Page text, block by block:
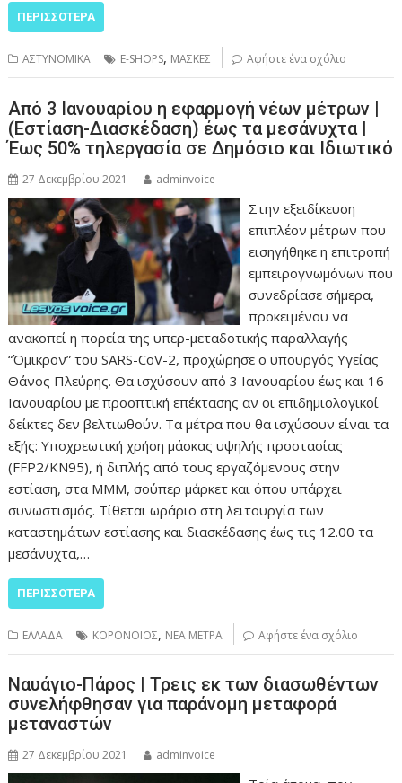
ΠΕΡΙΣΣΌΤΕΡΑ
ΑΣΤΥΝΟΜΙΚΑ E-SHOPS, ΜΑΣΚΕΣ Αφήστε ένα σχόλιο
Από 3 Ιανουαρίου η εφαρμογή νέων μέτρων |
(Εστίαση-Διασκέδαση) έως τα μεσάνυχτα |
Έως 50% τηλεργασία σε Δημόσιο και Ιδιωτικό
27 Δεκεμβρίου 2021 adminvoice
Στην εξειδίκευση
επιπλέον μέτρων που
εισηγήθηκε η επιτροπή
εμπειρογνωμόνων που
συνεδρίασε σήμερα,
προκειμένου να
ανακοπεί η πορεία της υπερ-μεταδοτικής παραλλαγής
“Όμικρον” του SARS-CoV-2, προχώρησε ο υπουργός Υγείας
Θάνος Πλεύρης. Θα ισχύσουν από 3 Ιανουαρίου έως και 16
Ιανουαρίου με προοπτική επέκτασης αν οι επιδημιολογικοί
δείκτες δεν βελτιωθούν. Τα μέτρα που θα ισχύσουν είναι τα
εξής: Υποχρεωτική χρήση μάσκας υψηλής προστασίας
(FFP2/KN95), ή διπλής από τους εργαζόμενους στην
εστίαση, στα ΜΜΜ, σούπερ μάρκετ και όπου υπάρχει
συνωστισμός. Τίθεται ωράριο στη λειτουργία των
καταστημάτων εστίασης και διασκέδασης έως τις 12.00 τα
μεσάνυχτα,…
ΠΕΡΙΣΣΌΤΕΡΑ
ΕΛΛΑΔΑ ΚΟΡΟΝΟΙΟΣ, ΝΕΑ ΜΕΤΡΑ Αφήστε ένα σχόλιο
Ναυάγιο-Πάρος | Τρεις εκ των διασωθέντων
συνελήφθησαν για παράνομη μεταφορά
μεταναστών
27 Δεκεμβρίου 2021 adminvoice